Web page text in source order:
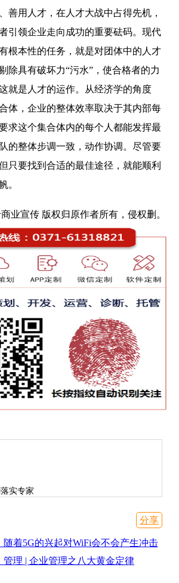
善用人才，在人才大战中占得先机，
引领企业走向成功的重要砝码。现代
根本性的任务，就是对团体中的人才
除具有破坏力“污水”，使合格者的力
就是人才的运作。从经济学的角度
体，企业的整体效率取决于其内部每
求这个集合体内的每个人都能发挥最
的整体步调一致，动作协调。尽管要
只要找到合适的最佳途径，就能顺利
。
业宣传 版权归原作者所有，侵权删。
实专家
分享
随着5G的兴起对WiFi会不会产生冲击
管理 | 企业管理之八大黄金定律